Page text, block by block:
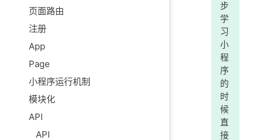
页面路由
注册
App
Page
小程序运行机制
模块化
API
API
步
学
习
小
程
序
的
时
候
直
接